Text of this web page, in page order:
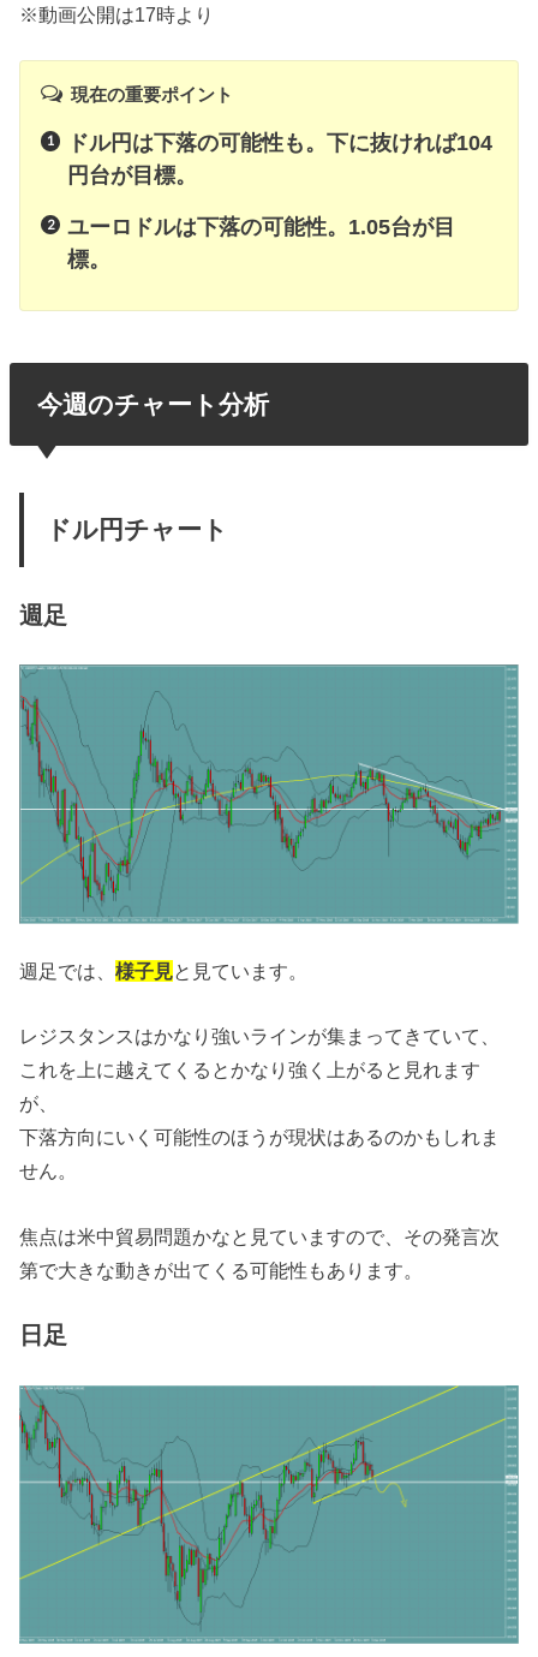
※動画公開は17時より
現在の重要ポイント
ドル円は下落の可能性も。下に抜ければ104
円台が目標。
ユーロドルは下落の可能性。1.05台が目
標。
今週のチャート分析
ドル円チャート
週足
週足では、様子見と見ています。
レジスタンスはかなり強いラインが集まってきていて、
これを上に越えてくるとかなり強く上がると見れます
が、
下落方向にいく可能性のほうが現状はあるのかもしれま
せん。
焦点は米中貿易問題かなと見ていますので、その発言次
第で大きな動きが出てくる可能性もあります。
日足